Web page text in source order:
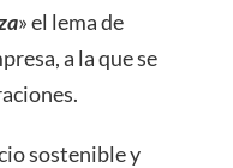
» el lema de
a la que se
sostenible y